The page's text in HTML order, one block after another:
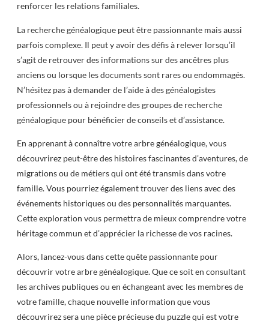
renforcer les relations familiales.
La recherche généalogique peut être passionnante mais aussi
parfois complexe. Il peut y avoir des défis à relever lorsqu’il
s’agit de retrouver des informations sur des ancêtres plus
anciens ou lorsque les documents sont rares ou endommagés.
N’hésitez pas à demander de l’aide à des généalogistes
professionnels ou à rejoindre des groupes de recherche
généalogique pour bénéficier de conseils et d’assistance.
En apprenant à connaître votre arbre généalogique, vous
découvrirez peut-être des histoires fascinantes d’aventures, de
migrations ou de métiers qui ont été transmis dans votre
famille. Vous pourriez également trouver des liens avec des
événements historiques ou des personnalités marquantes.
Cette exploration vous permettra de mieux comprendre votre
héritage commun et d’apprécier la richesse de vos racines.
Alors, lancez-vous dans cette quête passionnante pour
découvrir votre arbre généalogique. Que ce soit en consultant
les archives publiques ou en échangeant avec les membres de
votre famille, chaque nouvelle information que vous
découvrirez sera une pièce précieuse du puzzle qui est votre